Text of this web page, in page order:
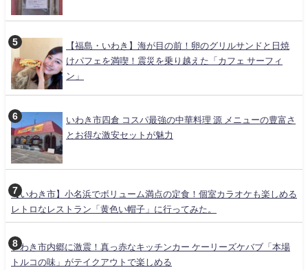
【福島・いわき】海が目の前！卵のグリルサンドと日焼
けパフェを満喫！震災を乗り越えた「カフェ サーフィ
ン」
いわき市四倉 コスパ最強の中華料理 源 メニューの豊富さ
とお得な激安セットが魅力
【いわき市】小名浜でボリューム満点の定食！個室カラオケも楽しめる
レトロなレストラン「黄色い帽子」に行ってみた。
いわき市内郷に激震！真っ赤なキッチンカー ケーリーズケバブ「本場
トルコの味」がテイクアウトで楽しめる